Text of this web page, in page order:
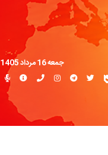
جمعه 16 مرداد 1405